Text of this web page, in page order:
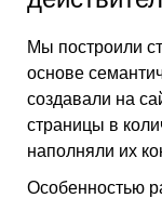
Мы построили
основе
создавали на
страницы в
наполняли их
Особенностью